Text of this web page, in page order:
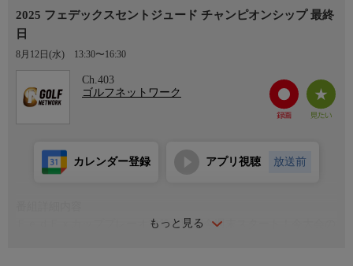
2025 フェデックスセントジュード チャンピオンシップ 最終
日
8月12日(水) 13:30〜16:30
Ch.403
ゴルフネットワーク
もっと見る
カレンダー登録 アプリ視聴 放送前
ＦｅｄＥｘカッププレーオフ第１戦が今週末スタート！今大会の